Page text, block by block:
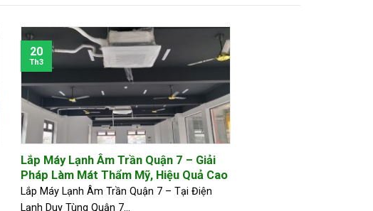
Lắp Máy Lạnh Âm Trần Quận 7 – Giải
Pháp Làm Mát Thẩm Mỹ, Hiệu Quả Cao
Lắp Máy Lạnh Âm Trần Quận 7 – Tại Điện
Lạnh Duy Tùng Quận 7...
20
Th3